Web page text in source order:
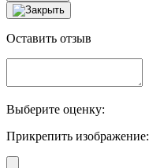
Оставить отзыв
Выберите оценку:
Прикрепить изображение: